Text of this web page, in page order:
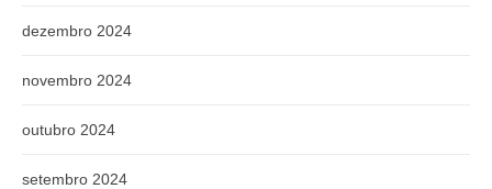
dezembro 2024
novembro 2024
outubro 2024
setembro 2024